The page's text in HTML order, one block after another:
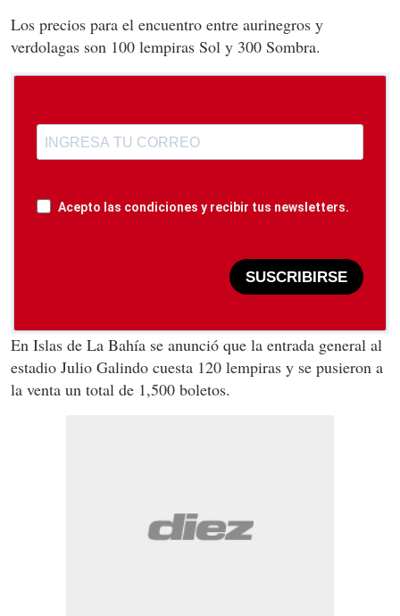
Los precios para el encuentro entre aurinegros y
verdolagas son 100 lempiras Sol y 300 Sombra.
Acepto las condiciones y recibir tus newsletters.
SUSCRIBIRSE
En Islas de La Bahía se anunció que la entrada general al
estadio Julio Galindo cuesta 120 lempiras y se pusieron a
la venta un total de 1,500 boletos.